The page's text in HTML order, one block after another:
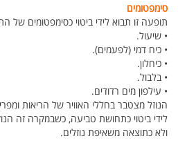
סימפטומים
תופעה זו תבוא לידי ביטוי כסימפטומים
• שיעול.
• כיח דמי (לפעמים).
• כיחלון.
• בלבול.
• עילפון מים רדודים.
הנוזל מצטבר בחללי האוויר של הריאות
לידי ביטוי כתחושת טביעה, כשבמקרה זה
ולא כתוצאה משאיפת נוזלים.